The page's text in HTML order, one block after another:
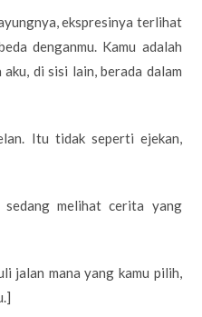
ekspresinya terlihat
denganmu. Kamu adalah
di sisi lain, berada dalam
Itu tidak seperti ejekan,
melihat cerita yang
jalan mana yang kamu pilih,